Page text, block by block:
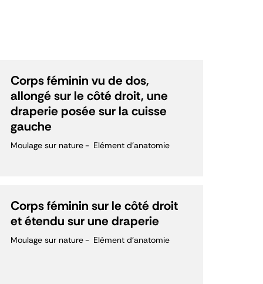
Corps féminin vu de dos,
allongé sur le côté droit, une
draperie posée sur la cuisse
gauche
Moulage sur nature Elément d'anatomie
Corps féminin sur le côté droit
et étendu sur une draperie
Moulage sur nature Elément d'anatomie